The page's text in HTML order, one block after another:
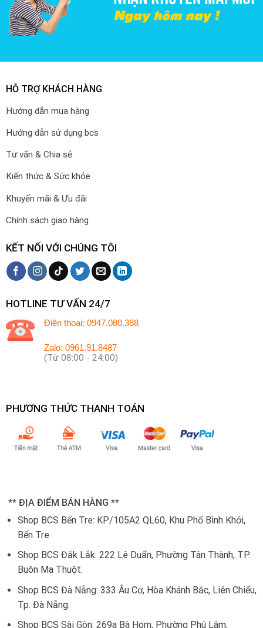
HỖ TRỢ KHÁCH HÀNG
Hướng dẫn mua hàng
Hướng dẫn sử dụng bcs
Tư vấn & Chia sẻ
Kiến thức & Sức khỏe
Khuyến mãi & Ưu đãi
Chính sách giao hàng
KẾT NỐI VỚI CHÚNG TÔI
HOTLINE TƯ VẤN 24/7
Điện thoại: 0947.080.388
Zalo: 0961.91.8487
(Từ 08:00 - 24:00)
PHƯƠNG THỨC THANH TOÁN
** ĐỊA ĐIỂM BÁN HÀNG **
Shop BCS Bến Tre: KP/105A2 QL60, Khu Phố Bình Khởi,
Bến Tre
Shop BCS Đắk Lắk:222 Lê Duẩn, Phường Tân Thành, TP.
Buôn Ma Thuột.
Shop BCS Đà Nẵng:333 Âu Cơ, Hòa Khánh Bắc, Liên Chiểu,
Tp. Đà Nẵng.
Shop BCS Sài Gòn: 269a Bà Hom, Phường Phú Lâm,